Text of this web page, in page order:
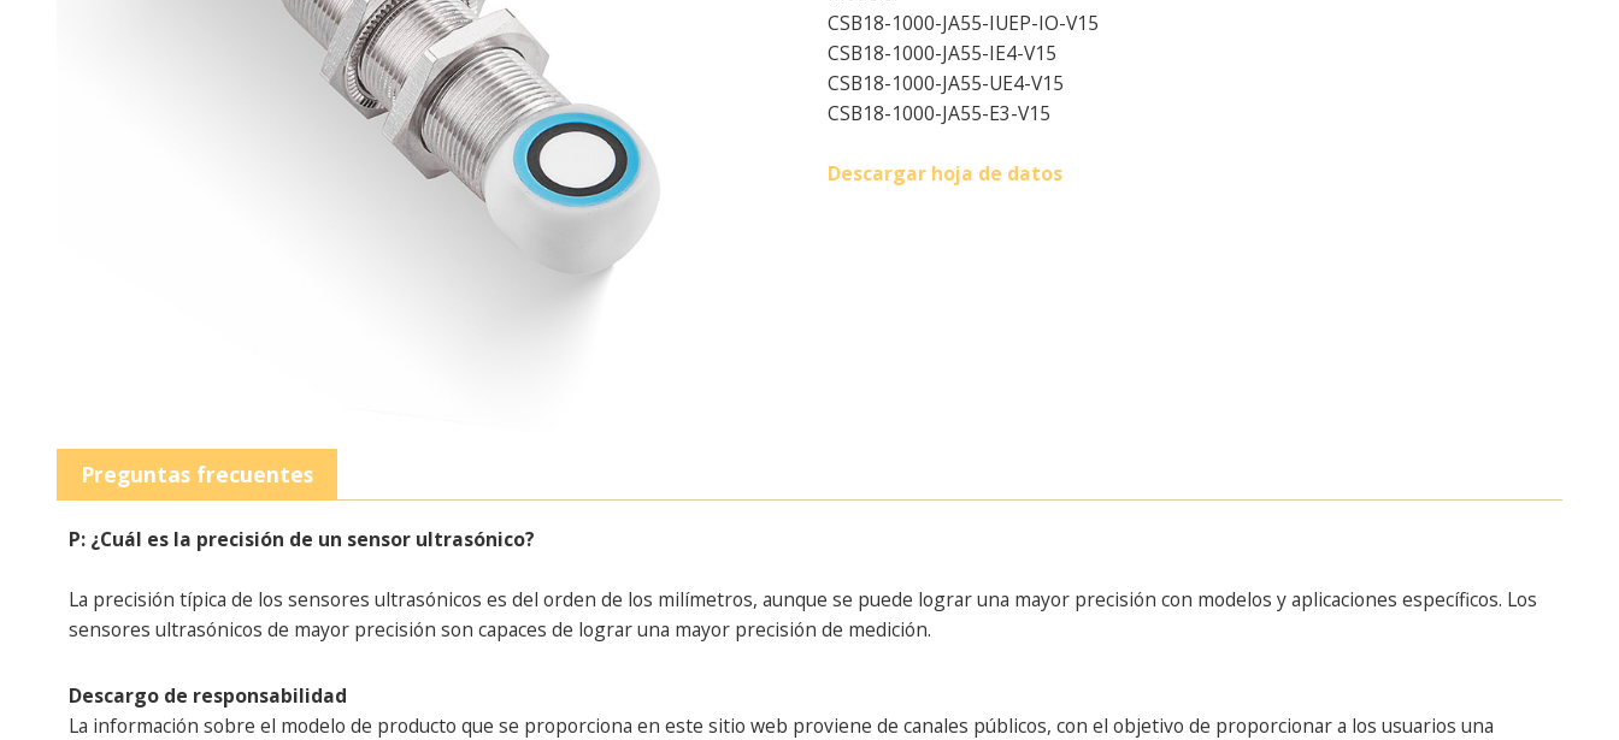
CSB18-1000-JA55-IUEP-IO-V15
CSB18-1000-JA55-IE4-V15
CSB18-1000-JA55-UE4-V15
CSB18-1000-JA55-E3-V15
Descargar hoja de datos
Preguntas frecuentes
P: ¿Cuál es la precisión de un sensor ultrasónico?
La precisión típica de los sensores ultrasónicos es del orden de los milímetros, aunque se puede lograr una mayor precisión con modelos y aplicaciones específicos. Los
sensores ultrasónicos de mayor precisión son capaces de lograr una mayor precisión de medición.
Descargo de responsabilidad
La información sobre el modelo de producto que se proporciona en este sitio web proviene de canales públicos, con el objetivo de proporcionar a los usuarios una